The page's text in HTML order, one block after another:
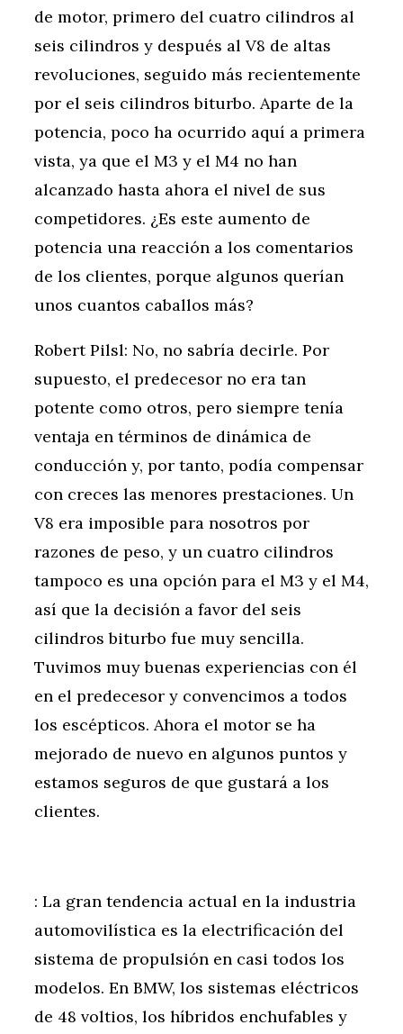
de motor, primero del cuatro cilindros al
seis cilindros y después al V8 de altas
revoluciones, seguido más recientemente
por el seis cilindros biturbo. Aparte de la
potencia, poco ha ocurrido aquí a primera
vista, ya que el M3 y el M4 no han
alcanzado hasta ahora el nivel de sus
competidores. ¿Es este aumento de
potencia una reacción a los comentarios
de los clientes, porque algunos querían
unos cuantos caballos más?
Robert Pilsl: No, no sabría decirle. Por
supuesto, el predecesor no era tan
potente como otros, pero siempre tenía
ventaja en términos de dinámica de
conducción y, por tanto, podía compensar
con creces las menores prestaciones. Un
V8 era imposible para nosotros por
razones de peso, y un cuatro cilindros
tampoco es una opción para el M3 y el M4,
así que la decisión a favor del seis
cilindros biturbo fue muy sencilla.
Tuvimos muy buenas experiencias con él
en el predecesor y convencimos a todos
los escépticos. Ahora el motor se ha
mejorado de nuevo en algunos puntos y
estamos seguros de que gustará a los
clientes.
: La gran tendencia actual en la industria
automovilística es la electrificación del
sistema de propulsión en casi todos los
modelos. En BMW, los sistemas eléctricos
de 48 voltios, los híbridos enchufables y